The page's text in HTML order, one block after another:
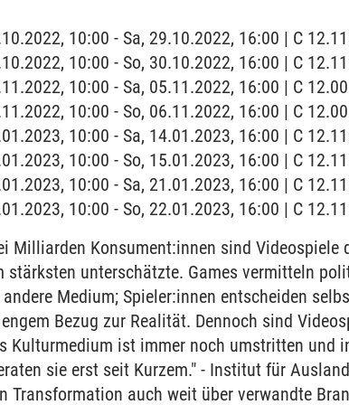
10:00 - Sa, 29.10.2022, 16:00 | C
10:00 - So, 30.10.2022, 16:00 | C
10:00 - Sa, 05.11.2022, 16:00 | C
10:00 - So, 06.11.2022, 16:00 | C
10:00 - Sa, 14.01.2023, 16:00 | C
10:00 - So, 15.01.2023, 16:00 | C
10:00 - Sa, 21.01.2023, 16:00 | C
10:00 - So, 22.01.2023, 16:00 | C
Milliarden Konsument:innen sind Videospiele
stärksten unterschätzte. Games vermitteln
Medium; Spieler:innen entscheiden
Bezug zur Realität. Dennoch sind
Kulturmedium ist immer noch umstritten und
sie erst seit Kurzem." - Institut für
Transformation auch weit über verwandte